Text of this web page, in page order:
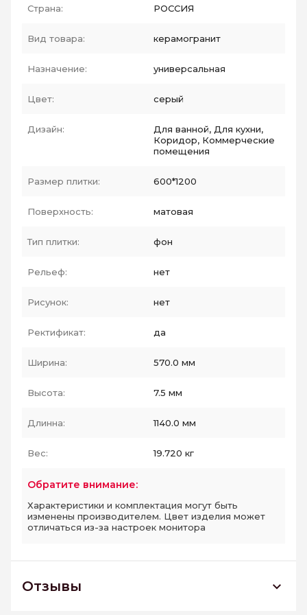
Страна: РОССИЯ
Вид товара: керамогранит
Назначение: универсальная
Цвет: серый
Дизайн:
Для ванной, Для кухни,
Коридор, Коммерческие
помещения
Размер плитки: 600*1200
Поверхность: матовая
Тип плитки: фон
Рельеф: нет
Рисунок: нет
Ректификат: да
Ширина: 570.0 мм
Высота: 7.5 мм
Длинна: 1140.0 мм
Вес: 19.720 кг
Обратите внимание:
Характеристики и комплектация могут быть
изменены производителем. Цвет изделия может
отличаться из-за настроек монитора
Отзывы